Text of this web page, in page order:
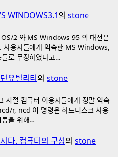
WINDOWS3.1의 stone
2 와 MS Windows 95 의 대전은
사용자들에게 익숙한 MS Windows,
로 무장하였다고…
유틸리티의 stone
시절 컴퓨터 이용자들에게 정말 익숙
r, ncd 이 명령은 하드디스크 사용
동을 위해…
다. 컴퓨터의 구성의 stone